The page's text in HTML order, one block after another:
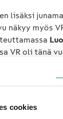
cookies
lisäksi
näkyy myös
VR oli tänä
arvioidaan
kautta.